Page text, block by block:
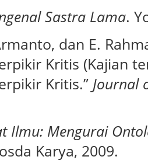
Sastra Lama.
dan E.
Kritis (Kajian
Kritis.” Journal
Ilmu: Mengurai
Karya, 2009.